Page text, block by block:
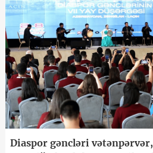
Diaspor gəncləri